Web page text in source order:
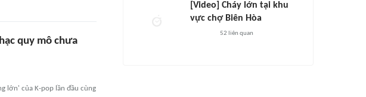
quy mô chưa
lớn' của K-pop lần đầu cùng
[Video] Cháy lớn tại khu
vực chợ Biên Hòa
52 liên quan